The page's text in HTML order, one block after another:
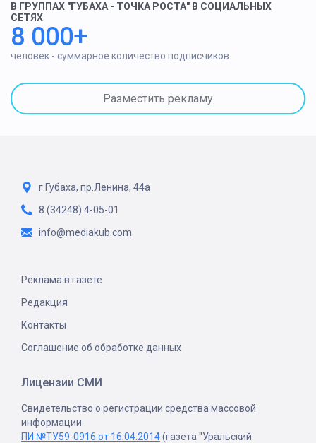
В ГРУППАХ "ГУБАХА - ТОЧКА РОСТА" В СОЦИАЛЬНЫХ
СЕТЯХ
8 000+
человек - суммарное количество подписчиков
Разместить рекламу
г.Губаха, пр.Ленина, 44а
8 (34248) 4-05-01
info@mediakub.com
Реклама в газете
Редакция
Контакты
Соглашение об обработке данных
Лицензии СМИ
Свидетельство о регистрации средства массовой
информации
ПИ №ТУ59-0916 от 16.04.2014(газета "Уральский